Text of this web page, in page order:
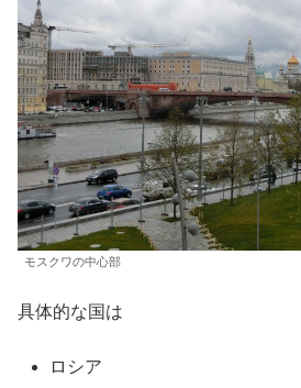
モスクワの中心部
具体的な国は
ロシア